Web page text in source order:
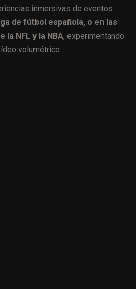
inmersivas de eventos
de fútbol española, o en las
la NFL y la NBA, experimentando
volumétrico.